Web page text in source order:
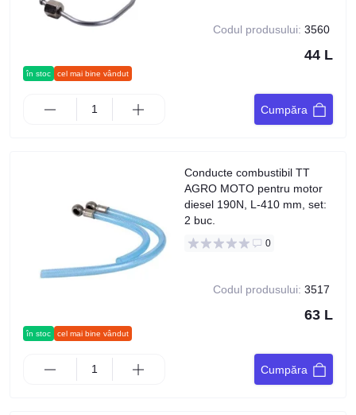
în stoc cel mai bine vândut
Codul produsului: 3560
44 L
Cumpăra
în stoc cel mai bine vândut
Conducte combustibil TT
AGRO MOTO pentru motor
diesel 190N, L-410 mm, set:
2 buc.
0
Codul produsului: 3517
63 L
Cumpăra